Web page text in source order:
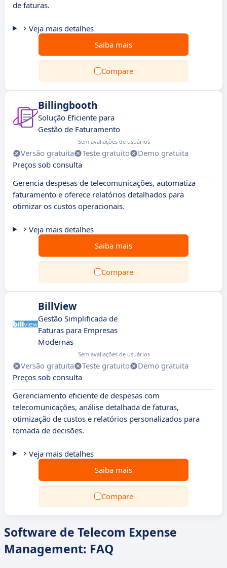
de faturas.
Veja mais detalhes
Saiba mais
Compare
Billingbooth
Solução Eficiente para
Gestão de Faturamento
Sem avaliações de usuários
Versão gratuita Teste gratuito
Demo gratuita
Preços sob consulta
Gerencia despesas de telecomunicações, automatiza
faturamento e oferece relatórios detalhados para
otimizar os custos operacionais.
Veja mais detalhes
Saiba mais
Compare
BillView
Gestão Simplificada de
Faturas para Empresas
Modernas
Sem avaliações de usuários
Versão gratuita Teste gratuito
Demo gratuita
Preços sob consulta
Gerenciamento eficiente de despesas com
telecomunicações, análise detalhada de faturas,
otimização de custos e relatórios personalizados para
tomada de decisões.
Veja mais detalhes
Saiba mais
Compare
Software de Telecom Expense
Management: FAQ